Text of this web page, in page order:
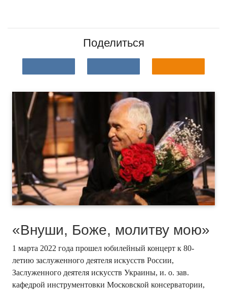
Поделиться
«Внуши, Боже, молитву мою»
1 марта 2022 года прошел юбилейный концерт к 80-
летию заслуженного деятеля искусств России,
Заслуженного деятеля искусств Украины, и. о. зав.
кафедрой инструментовки Московской консерватории,